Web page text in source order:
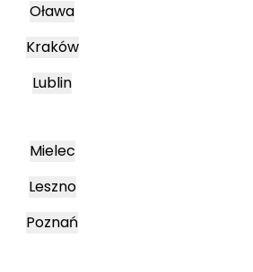
Oława
Kraków
Lublin
Mielec
Leszno
Poznań